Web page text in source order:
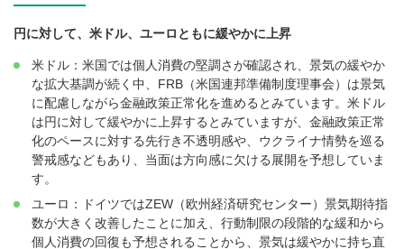
円に対して、米ドル、ユーロともに緩やかに上昇
米ドル：米国では個人消費の堅調さが確認され、景気の緩やか
な拡大基調が続く中、FRB（米国連邦準備制度理事会）は景気
に配慮しながら金融政策正常化を進めるとみています。米ドル
は円に対して緩やかに上昇するとみていますが、金融政策正常
化のペースに対する先行き不透明感や、ウクライナ情勢を巡る
警戒感などもあり、当面は方向感に欠ける展開を予想していま
す。
ユーロ：ドイツではZEW（欧州経済研究センター）景気期待指
数が大きく改善したことに加え、行動制限の段階的な緩和から
個人消費の回復も予想されることから、景気は緩やかに持ち直